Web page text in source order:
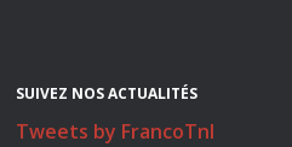
SUIVEZ NOS ACTUALITÉS
Tweets by FrancoTnl